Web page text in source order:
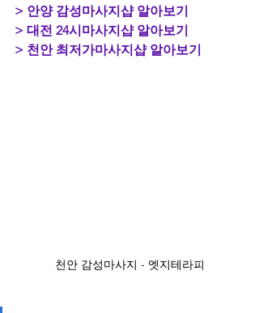
> 안양 감성마사지샵 알아보기
> 대전 24시마사지샵 알아보기
> 천안 최저가마사지샵 알아보기
천안 감성마사지 - 엣지테라피